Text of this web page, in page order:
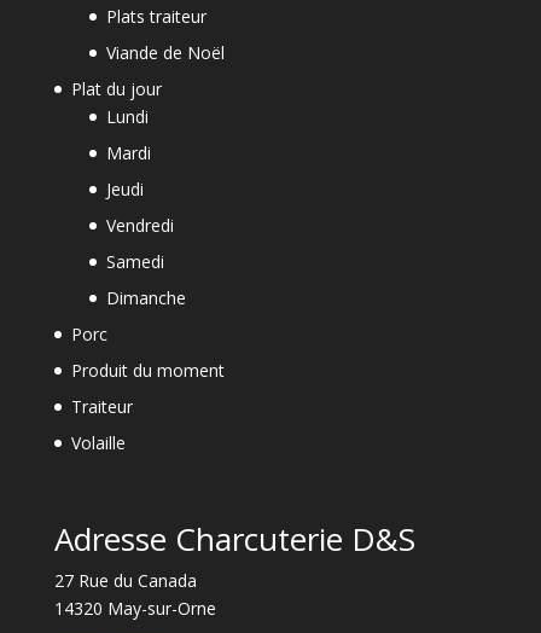
Plats traiteur
Viande de Noël
Plat du jour
Lundi
Mardi
Jeudi
Vendredi
Samedi
Dimanche
Porc
Produit du moment
Traiteur
Volaille
Adresse Charcuterie D&S
27 Rue du Canada
14320 May-sur-Orne